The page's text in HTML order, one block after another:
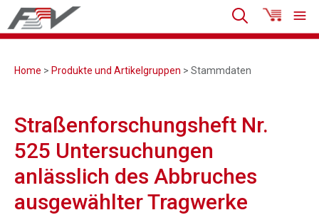
Home > Produkte und Artikelgruppen > Stammdaten
Straßenforschungsheft Nr.
525 Untersuchungen
anlässlich des Abbruches
ausgewählter Tragwerke